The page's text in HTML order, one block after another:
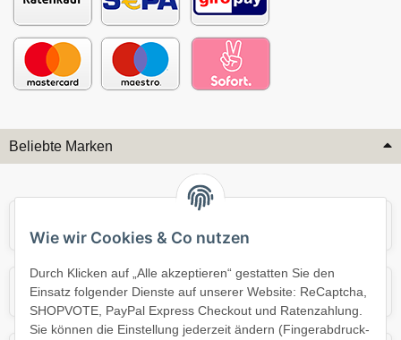
Wie wir Cookies & Co nutzen
Durch Klicken auf „Alle akzeptieren“ gestatten Sie den
Einsatz folgender Dienste auf unserer Website: ReCaptcha,
SHOPVOTE, PayPal Express Checkout und Ratenzahlung.
Sie können die Einstellung jederzeit ändern (Fingerabdruck-
Beliebte Marken
Mercedes Mini